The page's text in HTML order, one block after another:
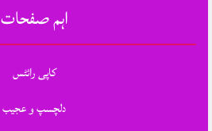
اہم صفحات
کاپی رائٹس
دلچسپ و عجیب